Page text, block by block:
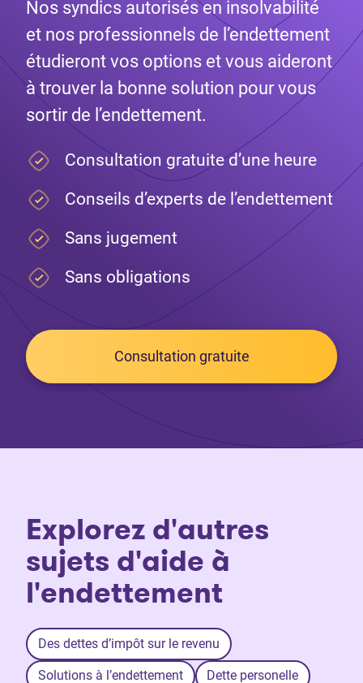
Nos syndics autorisés en insolvabilité
et nos professionnels de l’endettement
étudieront vos options et vous aideront
à trouver la bonne solution pour vous
sortir de l’endettement.
Consultation gratuite d’une heure
Conseils d’experts de l’endettement
Sans jugement
Sans obligations
Consultation gratuite
Explorez d'autres
sujets d'aide à
l'endettement
Des dettes d’impôt sur le revenu
Solutions à l’endettement Dette personelle